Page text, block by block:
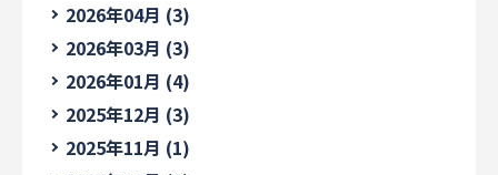
2026年04月 (3)
2026年03月 (3)
2026年01月 (4)
2025年12月 (3)
2025年11月 (1)